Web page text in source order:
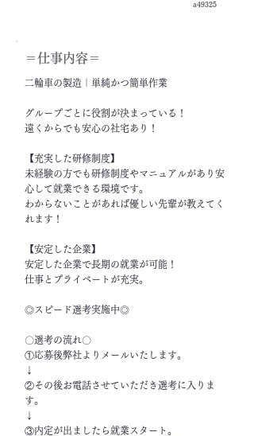
a49325
＝​仕事内容＝
二輪車の製造｜単純かつ簡単作業
グループごとに役割が決まっている！
遠くからでも安心の社宅あり！
【充実した研修制度】
未経験の方でも研修制度やマニュアルがあり安
心して就業できる環境です。
わからないことがあれば優しい先輩が教えてく
れます！
【安定した企業】
安定した企業で長期の就業が可能！
仕事とプライベートが充実。
◎スピード選考実施中◎
〇選考の流れ〇
①応募後弊社よりメールいたします。
↓
②その後お電話させていただき選考に入りま
す。
↓
③内定が出ましたら就業スタート。